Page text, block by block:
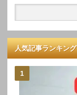
人気記事ランキング